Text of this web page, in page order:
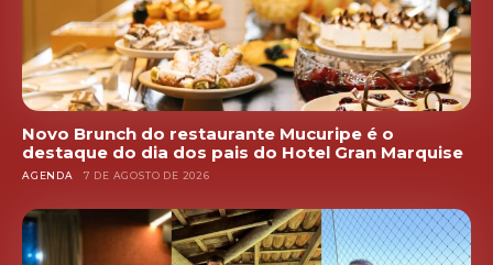
Novo Brunch do restaurante Mucuripe é o
destaque do dia dos pais do Hotel Gran Marquise
AGENDA 7 DE AGOSTO DE 2026